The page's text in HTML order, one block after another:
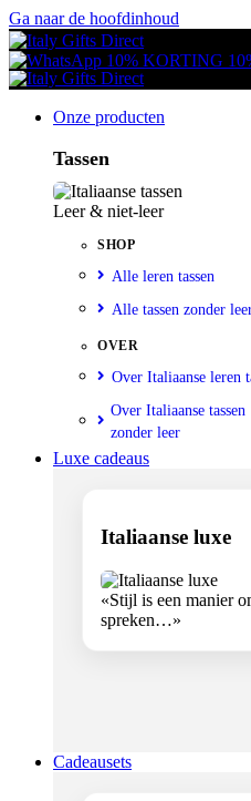
Ga naar de hoofdinhoud
10% KORTING
Onze producten
Tassen
Leer & niet-leer
SHOP
Alle leren tassen
Alle tassen zonder
OVER
Over Italiaanse leren
Over Italiaanse tassen
zonder leer
Luxe cadeaus
Italiaanse luxe
«Stijl is een manier
spreken…»
Cadeausets